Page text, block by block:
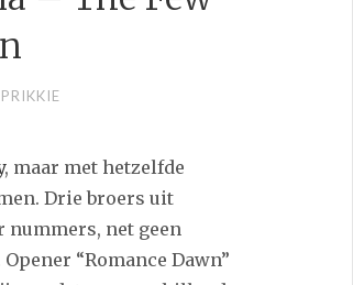
PRIKKIE
, maar met hetzelfde
Drie broers uit
nummers, net geen
“Romance Dawn”